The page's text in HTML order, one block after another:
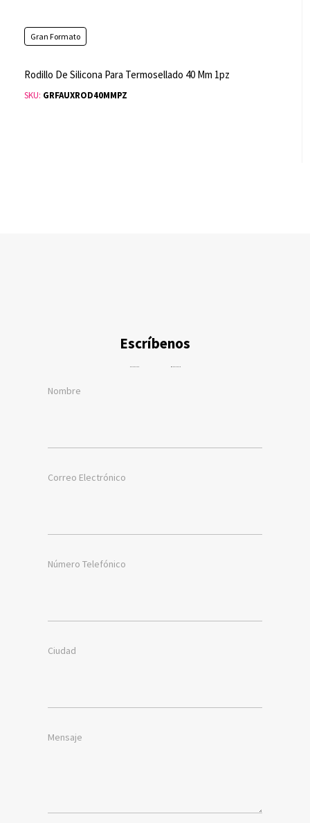
Gran Formato
Rodillo De Silicona Para Termosellado 40 Mm 1pz
SKU: GRFAUXROD40MMPZ
Escríbenos
Nombre
Correo Electrónico
Número Telefónico
Ciudad
Mensaje